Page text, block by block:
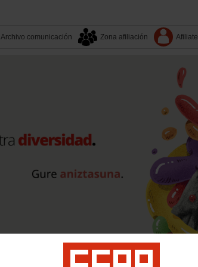
Archivo comunicación Zona afiliación Afiliate
Tu sindicato